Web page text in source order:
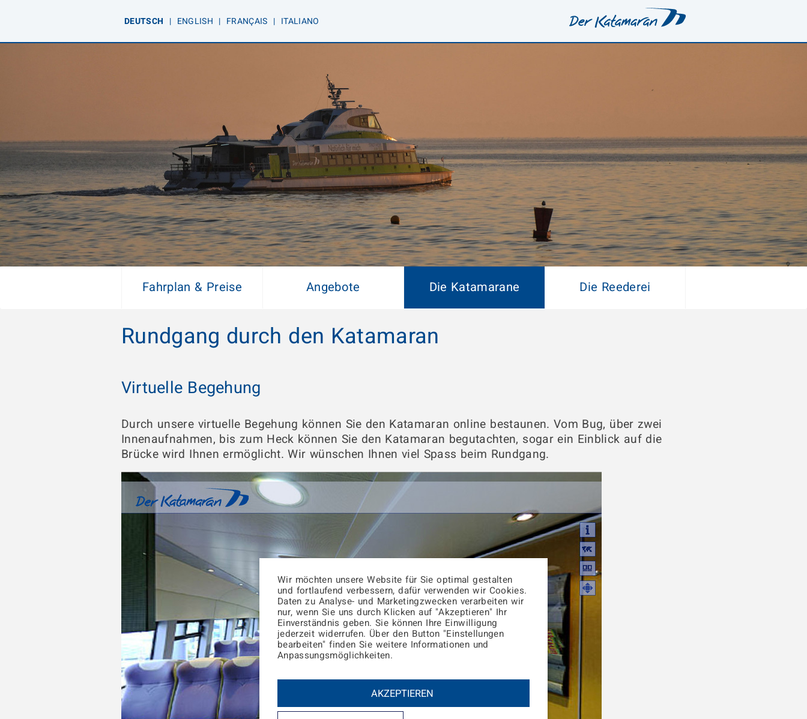
DEUTSCH | ENGLISH | FRANÇAIS | ITALIANO
Fahrplan & Preise Angebote Die Katamarane Die Reederei
Rundgang durch den Katamaran
Virtuelle Begehung
Durch unsere virtuelle Begehung können Sie den Katamaran online bestaunen. Vom Bug, über zwei
Innenaufnahmen, bis zum Heck können Sie den Katamaran begutachten, sogar ein Einblick auf die
Brücke wird Ihnen ermöglicht. Wir wünschen Ihnen viel Spass beim Rundgang.
Wir möchten unsere Website für Sie optimal gestalten
und fortlaufend verbessern, dafür verwenden wir Cookies.
Daten zu Analyse- und Marketingzwecken verarbeiten wir
nur, wenn Sie uns durch Klicken auf "Akzeptieren" Ihr
Einverständnis geben. Sie können Ihre Einwilligung
jederzeit widerrufen. Über den Button "Einstellungen
bearbeiten" finden Sie weitere Informationen und
Anpassungsmöglichkeiten.
AKZEPTIEREN